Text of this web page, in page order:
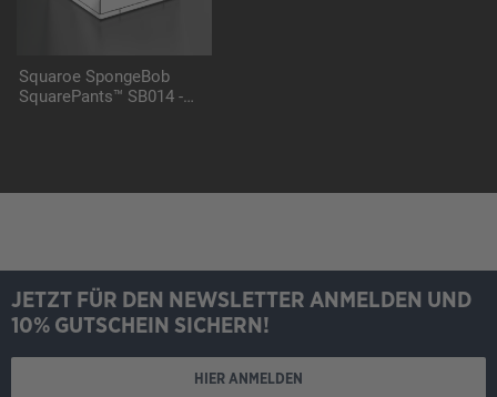
Squaroe SpongeBob
SquarePants™ SB014 -
JETZT FÜR DEN NEWSLETTER ANMELDEN UND
10% GUTSCHEIN SICHERN!
HIER ANMELDEN